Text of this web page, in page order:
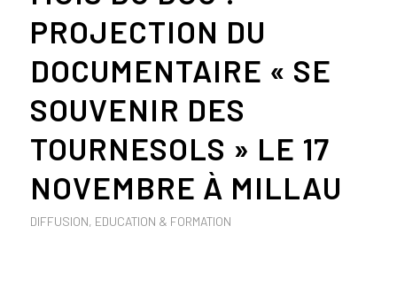
PROJECTION DU
DOCUMENTAIRE « SE
SOUVENIR DES
TOURNESOLS » LE 17
NOVEMBRE À MILLAU
DIFFUSION, EDUCATION & FORMATION